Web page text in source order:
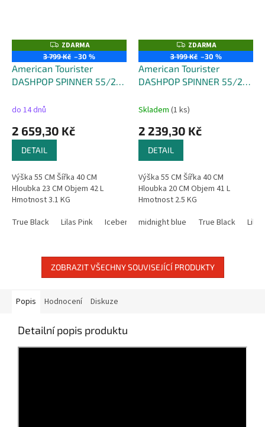
Z
D
A
R
M
A
ZDARMA
3 799 Kč –30 %
American Tourister
DASHPOP SPINNER 55/20
litrů
do 14 dnů
2 659,30 Kč
DETAIL
Výška 55 CM Šířka 40 CM
Hloubka 23 CM Objem 42 L
Hmotnost 3.1 KG
True Black
Lilas Pink Iceberg Green
Z
D
A
R
M
A
ZDARMA
3 199 Kč –30 %
American Tourister
DASHPOP SPINNER 55/20
Skladem (1 ks)
2 239,30 Kč
DETAIL
Výška 55 CM Šířka 40 CM
Hloubka 20 CM Objem 41 L
Hmotnost 2.5 KG
midnight blue
True Black Lilas
ZOBRAZIT VŠECHNY SOUVISEJÍCÍ PRODUKTY
Popis Hodnocení Diskuze
Detailní popis produktu